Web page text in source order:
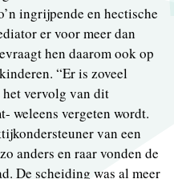
ingrijpende en hectische
er voor meer dan
hen daarom ook op
“Er is zoveel
vervolg van dit
weleens vergeten wordt.
van een
anders en raar vonden de
De scheiding was al meer